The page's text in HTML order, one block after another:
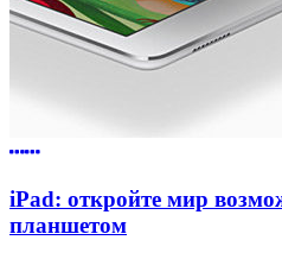
iPad: откройте мир
планшетом